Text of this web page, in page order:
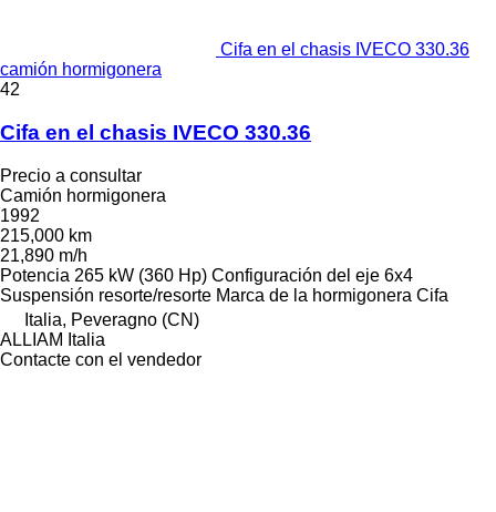
Cifa en el chasis IVECO 330.36
camión hormigonera
42
Cifa en el chasis IVECO 330.36
Precio a consultar
Camión hormigonera
1992
215,000 km
21,890 m/h
Potencia 265 kW (360 Hp) Configuración del eje 6x4
Suspensión resorte/resorte Marca de la hormigonera Cifa
Italia, Peveragno (CN)
ALLIAM Italia
Contacte con el vendedor